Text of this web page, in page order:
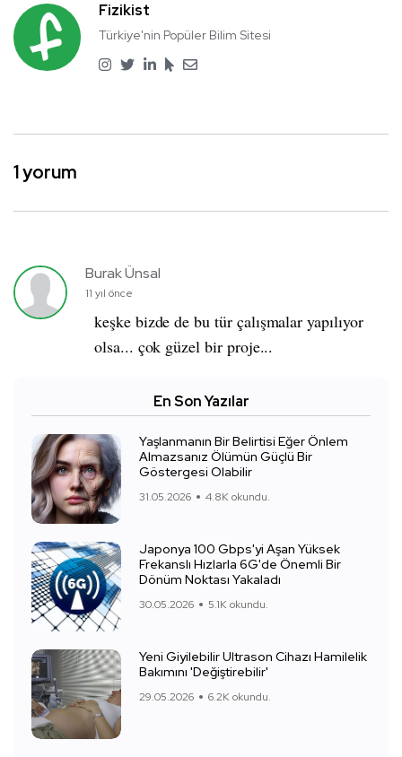
Fizikist
Türkiye'nin Popüler Bilim Sitesi
1 yorum
Burak Ünsal
11 yıl önce
keşke bizde de bu tür çalışmalar yapılıyor
olsa... çok güzel bir proje...
En Son Yazılar
Yaşlanmanın Bir Belirtisi Eğer Önlem
Almazsanız Ölümün Güçlü Bir
Göstergesi Olabilir
31.05.2026 4.8K okundu.
Japonya 100 Gbps'yi Aşan Yüksek
Frekanslı Hızlarla 6G'de Önemli Bir
Dönüm Noktası Yakaladı
30.05.2026 5.1K okundu.
Yeni Giyilebilir Ultrason Cihazı Hamilelik
Bakımını 'Değiştirebilir'
29.05.2026 6.2K okundu.